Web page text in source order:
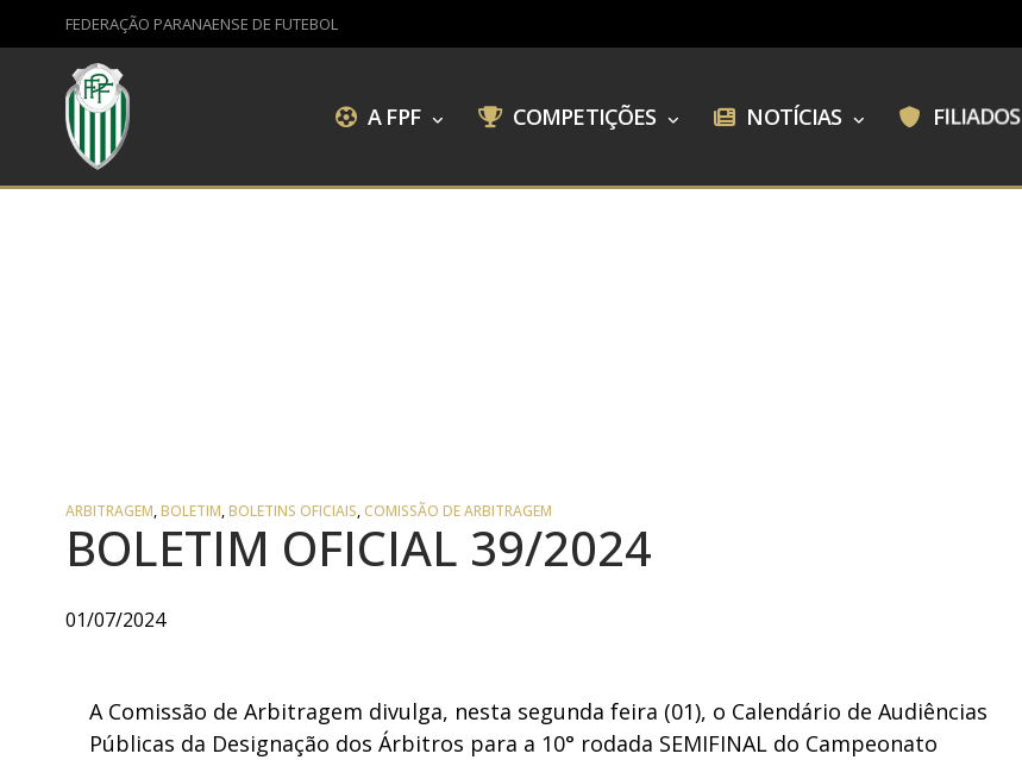
FEDERAÇÃO PARANAENSE DE FUTEBOL
A FPF COMPETIÇÕES NOTÍCIAS FILIADOS
ARBITRAGEM,BOLETIM,BOLETINS OFICIAIS,COMISSÃO DE ARBITRAGEM
BOLETIM OFICIAL 39/2024
01/07/2024
A Comissão de Arbitragem divulga, nesta segunda feira (01), o Calendário de Audiências
Públicas da Designação dos Árbitros para a 10° rodada SEMIFINAL do Campeonato